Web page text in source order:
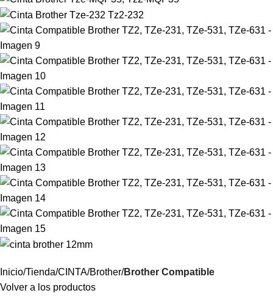
Inicio Tienda CINTA Brother Brother Compatible
Volver a los productos